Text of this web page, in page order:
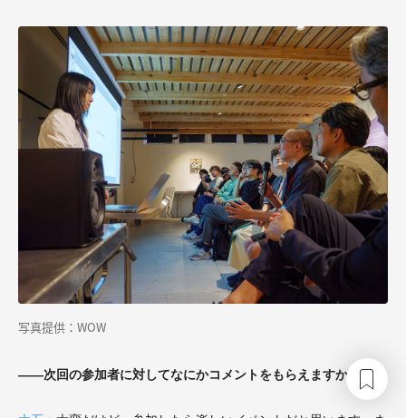
写真提供：WOW
――次回の参加者に対してなにかコメントをもらえますか？